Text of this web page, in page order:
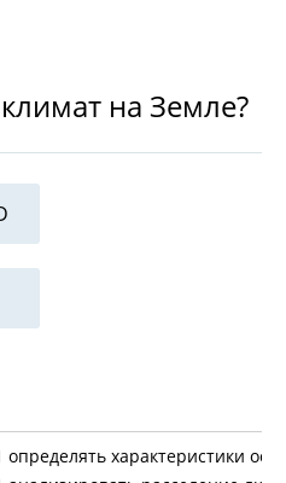
на Земле?
определять характеристики